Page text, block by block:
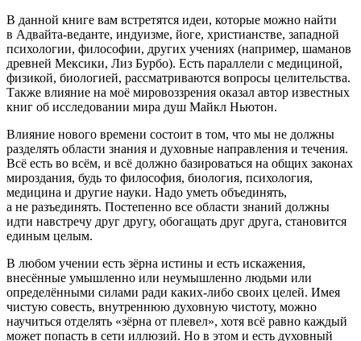
В данной книге вам встретятся идеи, которые можно найти
в Адвайта-веданте, индуизме, йоге, христианстве, западной
психологии, философии, других учениях (например, шаманов
древней Мексики, Лиз Бурбо). Есть параллели с медициной,
физикой, биологией, рассматриваются вопросы целительства.
Также влияние на моё мировоззрения оказал автор известных
книг об исследовании мира душ Майкл Ньютон.
Влияние нового времени состоит в том, что мы не должны
разделять области знания и духовные направления и течения.
Всё есть во всём, и всё должно базироваться на общих законах
мироздания, будь то философия, биология, психология,
медицина и другие науки. Надо уметь объединять,
а не разъединять. Постепенно все области знаний должны
идти навстречу друг другу, обогащать друг друга, становится
единым целым.
В любом учении есть зёрна истины и есть искажения,
внесённые умышленно или неумышленно людьми или
определёнными силами ради каких-либо своих целей. Имея
чистую совесть, внутреннюю духовную чистоту, можно
научиться отделять «зёрна от плевел», хотя всё равно каждый
может попасть в сети иллюзий. Но в этом и есть духовный